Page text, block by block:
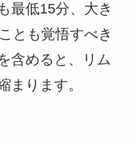
最低15分、大き
とも覚悟すべき
含めると、リム
まります。